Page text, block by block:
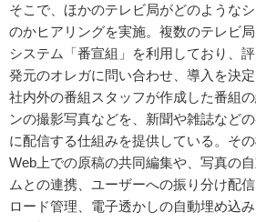
そこで、ほかのテレビ局がどのような
のかヒアリングを実施。複数のテレビ
システム「番宣組」を利用しており、
発元のオレガに問い合わせ、導入を決定
社内外の番組スタッフが作成した番組
ンの撮影写真などを、新聞や雑誌など
に配信する仕組みを提供している。その
Web上での原稿の共同編集や、写真の
ムとの連携、ユーザーへの振り分け配
ロード管理、電子透かしの自動埋め込